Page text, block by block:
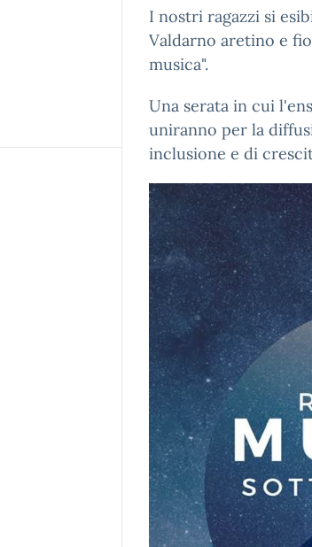
I nostri ragazzi si
Valdarno aretino e
musica".
Una serata in cui
uniranno per la
inclusione e di